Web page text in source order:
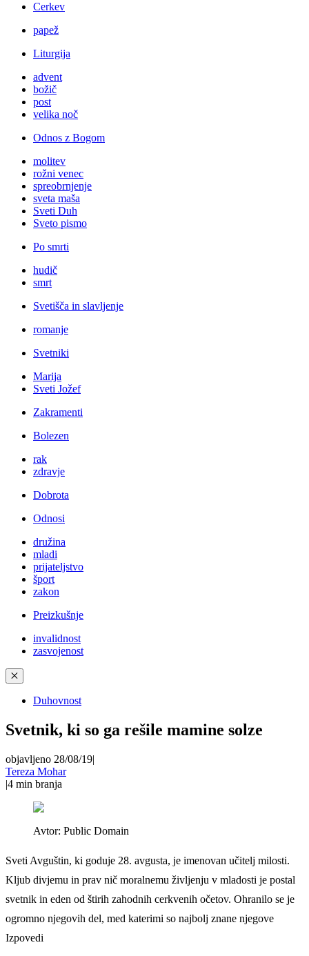
Cerkev
papež
Liturgija
advent
božič
post
velika noč
Odnos z Bogom
molitev
rožni venec
spreobrnjenje
sveta maša
Sveti Duh
Sveto pismo
Po smrti
hudič
smrt
Svetišča in slavljenje
romanje
Svetniki
Marija
Sveti Jožef
Zakramenti
Bolezen
rak
zdravje
Dobrota
Odnosi
družina
mladi
prijateljstvo
šport
zakon
Preizkušnje
invalidnost
zasvojenost
✕
Duhovnost
Svetnik, ki so ga rešile mamine solze
objavljeno 28/08/19|
Tereza Mohar
|4 min branja
Avtor: Public Domain
Sveti Avguštin, ki goduje 28. avgusta, je imenovan učitelj milosti.
Kljub divjemu in prav nič moralnemu življenju v mladosti je postal
svetnik in eden od štirih zahodnih cerkvenih očetov. Ohranilo se je
ogromno njegovih del, med katerimi so najbolj znane njegove
Izpovedi